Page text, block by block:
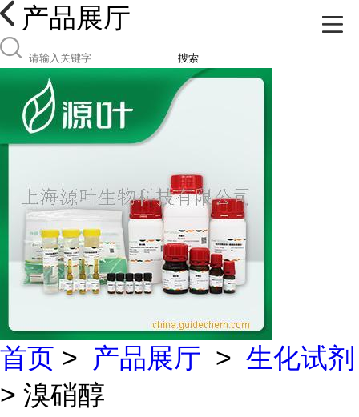
产品展厅
搜索
首页 > 产品展厅 > 生化试剂
> 溴硝醇